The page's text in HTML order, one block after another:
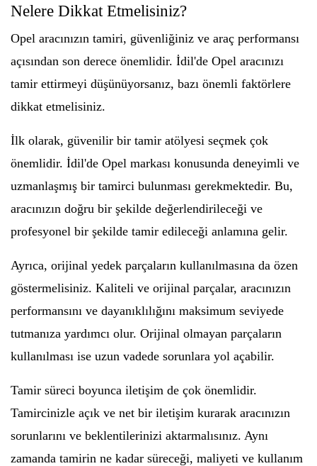
Nelere Dikkat Etmelisiniz?
Opel aracınızın tamiri, güvenliğiniz ve araç performansı
açısından son derece önemlidir. İdil'de Opel aracınızı
tamir ettirmeyi düşünüyorsanız, bazı önemli faktörlere
dikkat etmelisiniz.
İlk olarak, güvenilir bir tamir atölyesi seçmek çok
önemlidir. İdil'de Opel markası konusunda deneyimli ve
uzmanlaşmış bir tamirci bulunması gerekmektedir. Bu,
aracınızın doğru bir şekilde değerlendirileceği ve
profesyonel bir şekilde tamir edileceği anlamına gelir.
Ayrıca, orijinal yedek parçaların kullanılmasına da özen
göstermelisiniz. Kaliteli ve orijinal parçalar, aracınızın
performansını ve dayanıklılığını maksimum seviyede
tutmanıza yardımcı olur. Orijinal olmayan parçaların
kullanılması ise uzun vadede sorunlara yol açabilir.
Tamir süreci boyunca iletişim de çok önemlidir.
Tamircinizle açık ve net bir iletişim kurarak aracınızın
sorunlarını ve beklentilerinizi aktarmalısınız. Aynı
zamanda tamirin ne kadar süreceği, maliyeti ve kullanım